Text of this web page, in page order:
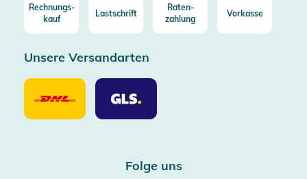
Rechnungs-
kauf
Lastschrift
Raten-
zahlung
Vorkasse
Unsere Versandarten
Unsere
Versandarten
DHL
Unsere
Versandarten
GLS
Folge uns